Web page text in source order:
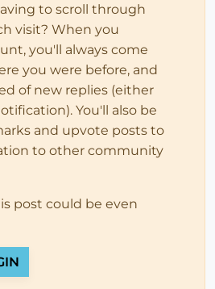
to scroll through
visit? When you
you'll always come
you were before, and
of new replies (either
You'll also be
and upvote posts to
to other community
post could be even